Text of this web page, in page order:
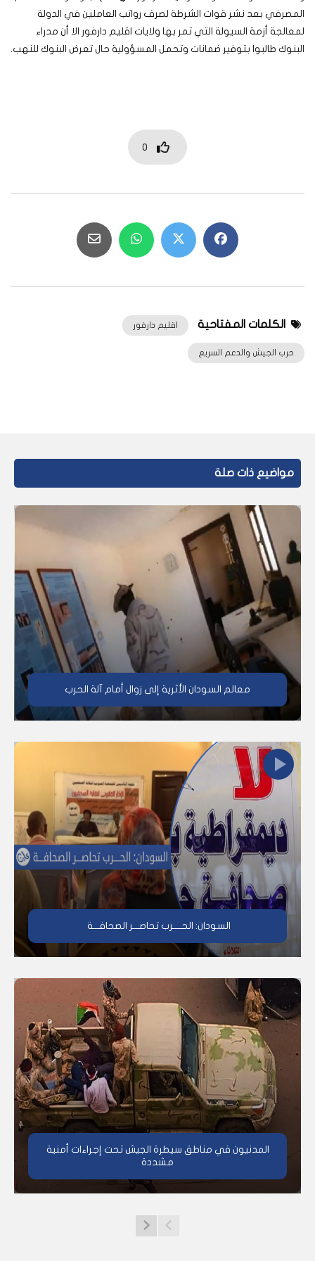
المصرفي بعد نشر قوات الشرطة لصرف رواتب العاملين في الدولة
لمعالجة أزمة السيولة التي تمر بها ولايات اقليم دارفور الا أن مدراء
البنوك طالبوا بتوفير ضمانات وتحمل المسؤولية حال تعرض البنوك للنهب.
0
الكلمات المفتاحية اقليم دارفور
حرب الجيش والدعم السريع
مواضيع ذات صلة
معالم السودان الأثرية إلى زوال أمام آلة الحرب
السودان: الحــــرب تحاصـــر الصحافـــة
المدنيون في مناطق سيطرة الجيش تحت إجراءات أمنية
مشددة